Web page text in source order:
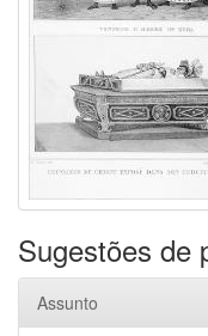
Sugestões de
Assunto